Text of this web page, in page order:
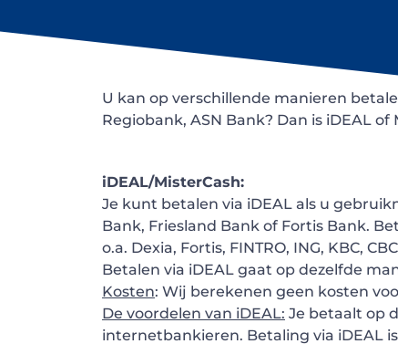
U kan op verschillende manieren
Regiobank, ASN Bank? Dan is iDEAL
iDEAL/MisterCash:
Je kunt betalen via iDEAL als u
Bank, Friesland Bank of Fortis Bank.
o.a. Dexia, Fortis, FINTRO, ING, KBC,
Betalen via iDEAL gaat op dezelfde
Kosten: Wij berekenen geen kosten
De voordelen van iDEAL: Je betaalt op
internetbankieren. Betaling via iDEAL